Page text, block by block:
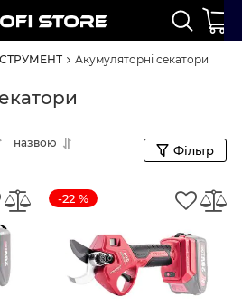
Акумуляторні секатори
назвою
Фільтр
-22 %